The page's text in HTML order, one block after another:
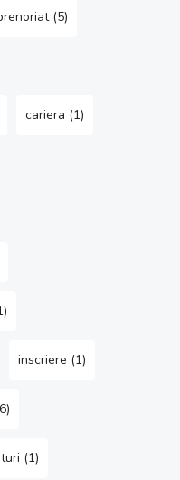
(5)
cariera (1)
inscriere (1)
(1)